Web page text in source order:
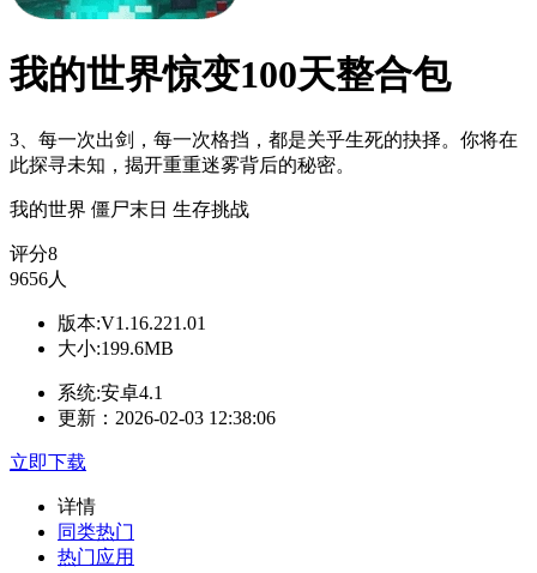
我的世界惊变100天整合包
3、每一次出剑，每一次格挡，都是关乎生死的抉择。你将在
此探寻未知，揭开重重迷雾背后的秘密。
我的世界 僵尸末日 生存挑战
评分8
9656人
版本:V1.16.221.01
大小:199.6MB
系统:安卓4.1
更新：2026-02-03 12:38:06
立即下载
详情
同类热门
热门应用